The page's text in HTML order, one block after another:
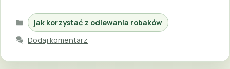
Kategorie
jak korzystać z odlewania robaków
Dodaj komentarz